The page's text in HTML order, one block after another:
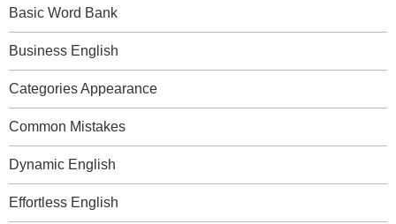
Basic Word Bank
Business English
Categories Appearance
Common Mistakes
Dynamic English
Effortless English